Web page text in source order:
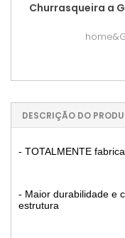
Churrasqueira a
DESCRIÇÃO DO
- TOTALMENTE
- Maior durabilidade e
estrutura